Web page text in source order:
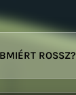
MIÉRT ROSSZ?